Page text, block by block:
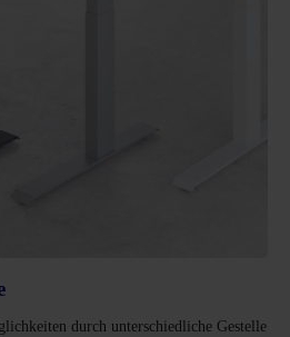
durch unterschiedliche Gestelle